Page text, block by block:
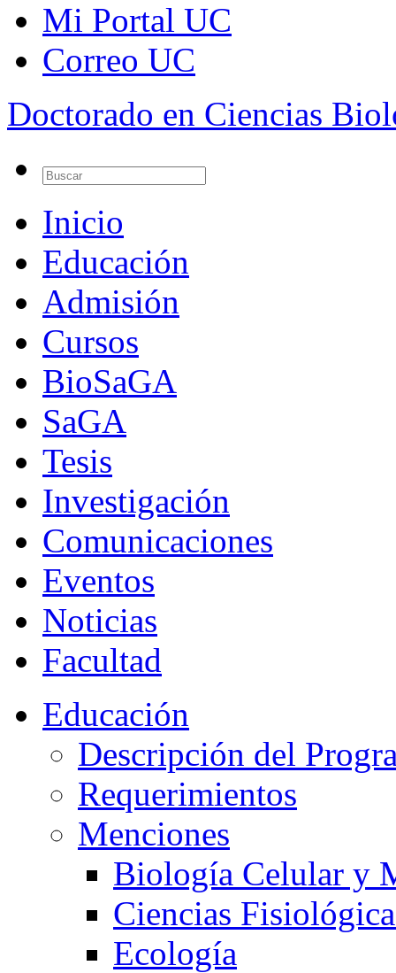
Mi Portal UC
Correo UC
Doctorado en Ciencias
Inicio
Educación
Admisión
Cursos
BioSaGA
SaGA
Tesis
Investigación
Comunicaciones
Eventos
Noticias
Facultad
Educación
Descripción del
Requerimientos
Menciones
Biología Celular y
Ciencias
Ecología